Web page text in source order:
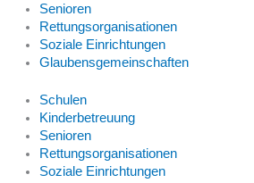
Senioren
Rettungsorganisationen
Soziale Einrichtungen
Glaubensgemeinschaften
Schulen
Kinderbetreuung
Senioren
Rettungsorganisationen
Soziale Einrichtungen